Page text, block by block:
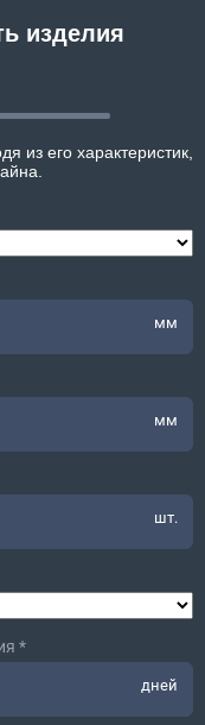
изделия
из его характеристик,
мм
мм
шт.
*
дней